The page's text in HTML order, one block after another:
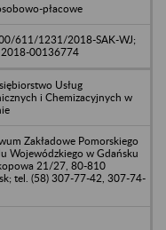
płacowe
611/1231/2018-SAK-WJ;
2018-00136774
Usług
i Chemizacyjnych w
Zakładowe Pomorskiego
Wojewódzkiego w Gdańsku
21/27, 80-810
tel. (58) 307-77-42, 307-74-